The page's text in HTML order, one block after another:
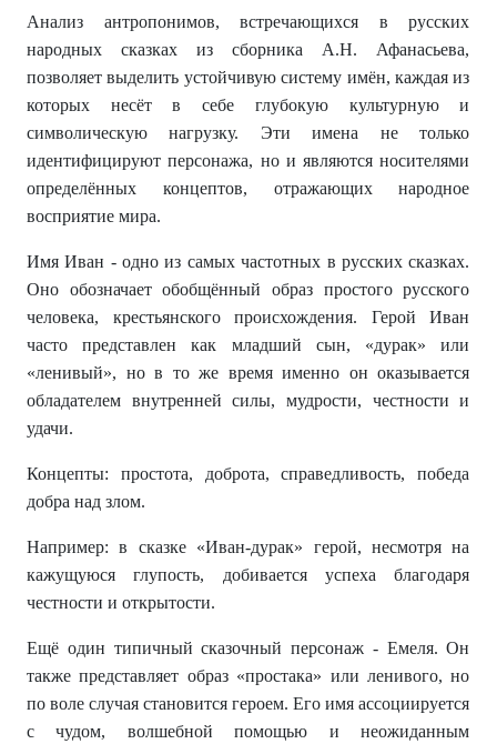
Анализ антропонимов, встречающихся в русских
народных сказках из сборника А.Н. Афанасьева,
позволяет выделить устойчивую систему имён, каждая из
которых несёт в себе глубокую культурную и
символическую нагрузку. Эти имена не только
идентифицируют персонажа, но и являются носителями
определённых концептов, отражающих народное
восприятие мира.
Имя Иван - одно из самых частотных в русских сказках.
Оно обозначает обобщённый образ простого русского
человека, крестьянского происхождения. Герой Иван
часто представлен как младший сын, «дурак» или
«ленивый», но в то же время именно он оказывается
обладателем внутренней силы, мудрости, честности и
удачи.
Концепты: простота, доброта, справедливость, победа
добра над злом.
Например: в сказке «Иван-дурак» герой, несмотря на
кажущуюся глупость, добивается успеха благодаря
честности и открытости.
Ещё один типичный сказочный персонаж - Емеля. Он
также представляет образ «простака» или ленивого, но
по воле случая становится героем. Его имя ассоциируется
с чудом, волшебной помощью и неожиданным